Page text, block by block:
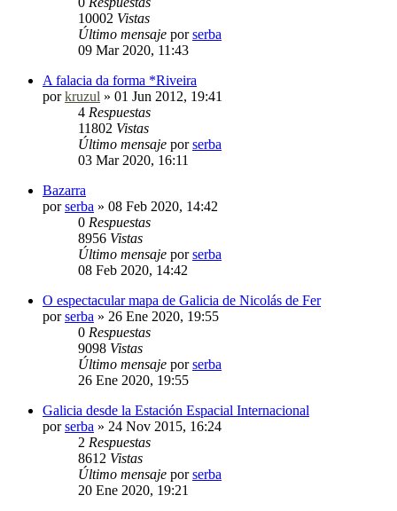
10002 Vistas
Último mensaje porserba
09 Mar 2020, 11:43
A falacia da forma *Riveira
porkruzul » 01 Jun 2012, 19:41
4 Respuestas
11802 Vistas
Último mensaje porserba
03 Mar 2020, 16:11
Bazarra
porserba » 08 Feb 2020, 14:42
0 Respuestas
8956 Vistas
Último mensaje porserba
08 Feb 2020, 14:42
O espectacular mapa de Galicia de Nicolás de Fer
porserba » 26 Ene 2020, 19:55
0 Respuestas
9098 Vistas
Último mensaje porserba
26 Ene 2020, 19:55
Galicia desde la Estación Espacial Internacional
porserba » 24 Nov 2015, 16:24
2 Respuestas
8612 Vistas
Último mensaje porserba
20 Ene 2020, 19:21